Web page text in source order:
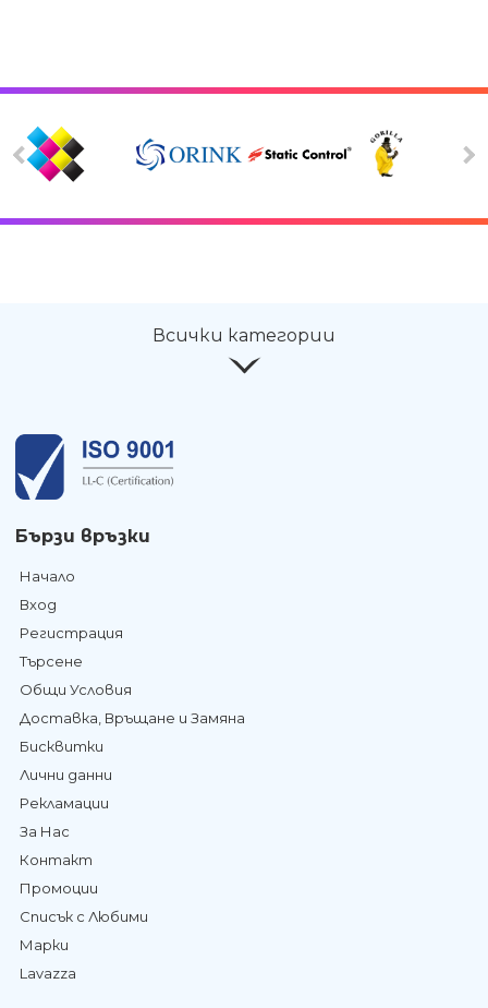
Всички категории
Бързи връзки
Начало
Вход
Регистрация
Търсене
Общи Условия
Доставка, Връщане и Замяна
Бисквитки
Лични данни
Рекламации
За Нас
Контакт
Промоции
Списък с Любими
Марки
Lavazza